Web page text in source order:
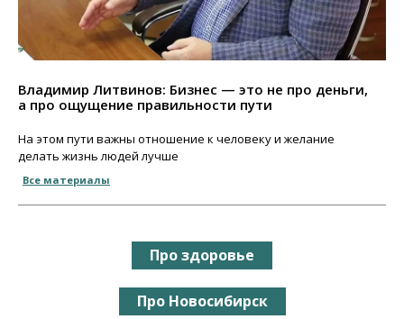
Владимир Литвинов: Бизнес — это не про деньги,
а про ощущение правильности пути
На этом пути важны отношение к человеку и желание
делать жизнь людей лучше
Все материалы
Про здоровье
Про Новосибирск